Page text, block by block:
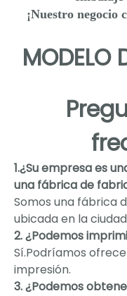
¡Nuestro negocio
MODELO
1.¿Su empresa es
una fábrica de
Somos una fábrica
ubicada en la
2. ¿Podemos
Sí.Podríamos
impresión.
3. ¿Podemos